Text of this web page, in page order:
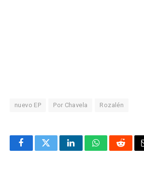
nuevo EP Por Chavela Rozalén
FacebookTwitterLinkedInWhatsAppReddit